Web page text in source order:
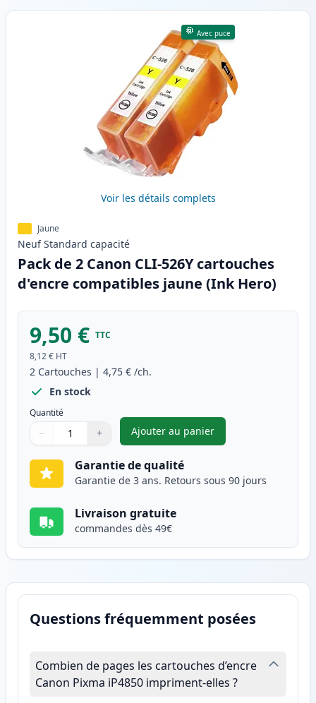
Avec puce
Voir les détails complets
Jaune
Neuf Standard capacité
Pack de 2 Canon CLI-526Y cartouches
d'encre compatibles jaune (Ink Hero)
9,50 € TTC
8,12 € HT
2 Cartouches | 4,75 € /ch.
En stock
Quantité
Quantité
Utilisez les boutons pour ajuster
− +
Quantité
Ajouter au panier
,Pack de 2 Canon CLI-526Y
Garantie de qualité
Garantie de 3 ans. Retours sous 90 jours
Livraison gratuite
commandes dès 49€
Questions fréquemment posées
Combien de pages les cartouches d’encre
Canon Pixma iP4850 impriment-elles ?